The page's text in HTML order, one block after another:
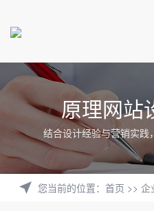
原理网站
结合设计经验与营销实践
您当前的位置： 首页 >> 企